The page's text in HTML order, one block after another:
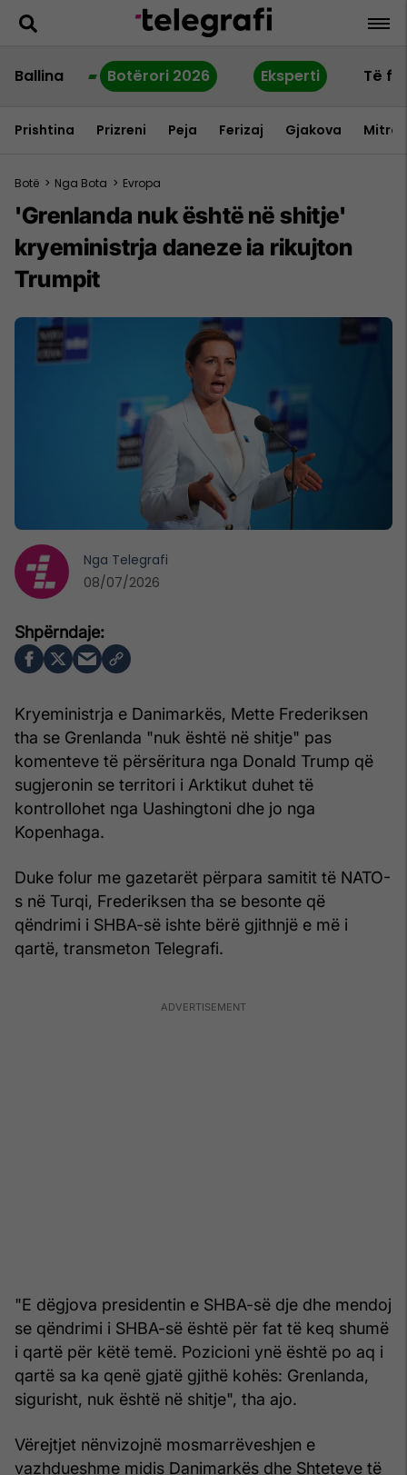
Ballina Botërori 2026 Eksperti Të
Prishtina Prizreni Peja Ferizaj Gjakova
Botë > Nga Bota > Evropa
'Grenlanda nuk është në shitje'
kryeministrja daneze ia rikujton
Trumpit
Kryeministrja e Danimarkës, Mette Frederiksen
tha se Grenlanda "nuk është në shitje" pas
komenteve të përsëritura nga Donald Trump që
sugjeronin se territori i Arktikut duhet të
kontrollohet nga Uashingtoni dhe jo nga
Kopenhaga.
Duke folur me gazetarët përpara samitit të NATO-
s në Turqi, Frederiksen tha se besonte që
qëndrimi i SHBA-së ishte bërë gjithnjë e më i
qartë, transmeton Telegrafi.
"E dëgjova presidentin e SHBA-së dje dhe mendoj
se qëndrimi i SHBA-së është për fat të keq shumë
i qartë për këtë temë. Pozicioni ynë është po aq i
qartë sa ka qenë gjatë gjithë kohës: Grenlanda,
sigurisht, nuk është në shitje", tha ajo.
Vërejtjet nënvizojnë mosmarrëveshjen e
vazhdueshme midis Danimarkës dhe Shteteve të
Nga Telegrafi
08/07/2026